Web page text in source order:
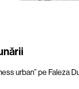
urban” pe Faleza